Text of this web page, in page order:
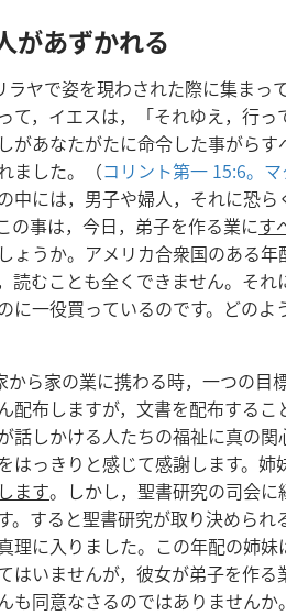
があずかれる
ラヤで姿を現わされた際に集まっ
て，イエスは，「それゆえ，行
あなたがたに命令した事がらす
ました。（コリント第一 15:6。 マ
中には，男子や婦人，それに恐
の事は，今日，弟子を作る業にす
ょうか。アメリカ合衆国のある
読むことも全くできません。そ
に一役買っているのです。どのよ
から家の業に携わる時，一つの目
配布しますが，文書を配布するこ
話しかける人たちの福祉に真の
はっきりと感じて感謝します。姉
ます。しかし，聖書研究の司会
。すると聖書研究が取り決めら
理に入りました。この年配の姉
はいませんが，彼女が弟子を作
も同意なさるのではありませんか。